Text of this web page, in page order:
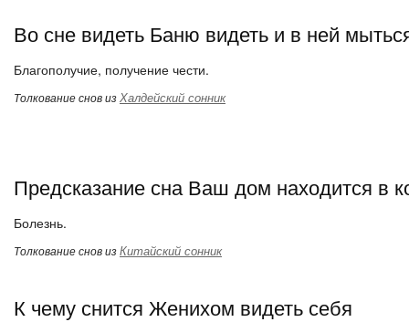
Во сне видеть Баню видеть и в ней
Благополучие, получение чести.
Толкование снов изХалдейский сонник
Предсказание сна Ваш дом находится в
Болезнь.
Толкование снов изКитайский сонник
К чему снится Женихом видеть себя